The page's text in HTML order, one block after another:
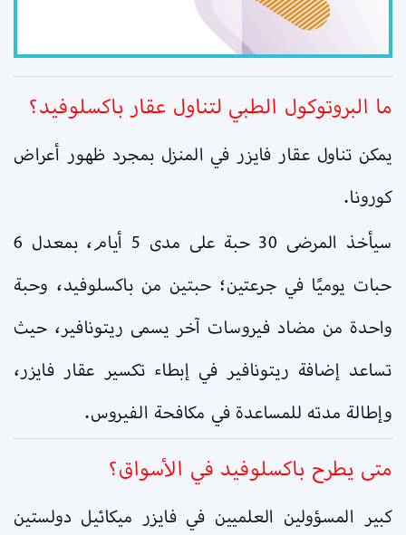
ما البروتوكول الطبي لتناول عقار باكسلوفيد؟
يمكن تناول عقار فايزر في المنزل بمجرد ظهور أعراض
كورونا.
سيأخذ المرضى 30 حبة على مدى 5 أيام، بمعدل 6
حبات يوميًا في جرعتين؛ حبتين من باكسلوفيد، وحبة
واحدة من مضاد فيروسات آخر يسمى ريتونافير، حيث
تساعد إضافة ريتونافير في إبطاء تكسير عقار فايزر،
وإطالة مدته للمساعدة في مكافحة الفيروس.
متى يطرح باكسلوفيد في الأسواق؟
كبير المسؤولين العلميين في فايزر ميكائيل دولستين